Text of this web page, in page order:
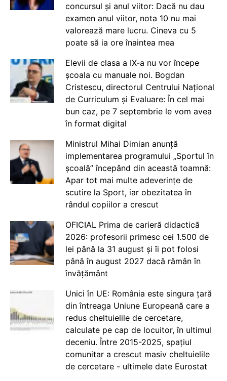
concursul și anul viitor: Dacă nu dau
examen anul viitor, nota 10 nu mai
valorează mare lucru. Cineva cu 5
poate să ia ore înaintea mea
Elevii de clasa a IX-a nu vor începe
școala cu manuale noi. Bogdan
Cristescu, directorul Centrului Național
de Curriculum și Evaluare: În cel mai
bun caz, pe 7 septembrie le vom avea
în format digital
Ministrul Mihai Dimian anunță
implementarea programului „Sportul în
școală” începând din această toamnă:
Apar tot mai multe adeverințe de
scutire la Sport, iar obezitatea în
rândul copiilor a crescut
OFICIAL Prima de carieră didactică
2026: profesorii primesc cei 1.500 de
lei până la 31 august și îi pot folosi
până în august 2027 dacă rămân în
învățământ
Unici în UE: România este singura țară
din întreaga Uniune Europeană care a
redus cheltuielile de cercetare,
calculate pe cap de locuitor, în ultimul
deceniu. Între 2015-2025, spațiul
comunitar a crescut masiv cheltuielile
de cercetare - ultimele date Eurostat